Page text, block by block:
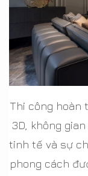
Thi công hoàn
3D, không
tinh tế và sự
phong cách